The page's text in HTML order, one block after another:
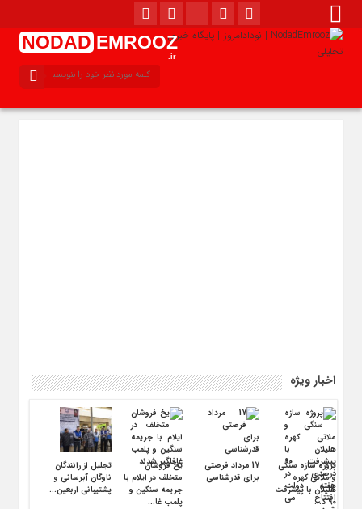
NODAD EMROOZ
.ir
اخبار ویژه
پروژه سازه سنگی
و ملاتی کهره
هلیلان با پیشرفت
۹۰ د...
17 مرداد فرصتی
برای قدرشناسی
یخ‌ فروشان
متخلف در ایلام با
جریمه سنگین و
پلمب غا...
تجلیل از رانندگان
ناوگان آبرسانی و
پشتیبانی اربعین...